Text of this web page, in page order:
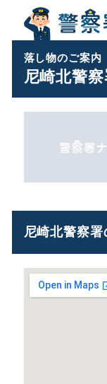
落し物のご案内
尼崎北警
尼崎北警察